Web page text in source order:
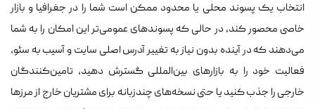
انتخاب یک پسوند محلی یا محدود ممکن است شما را در جغرافیا و بازار
خاصی محصور کند، در حالی که پسوندهای عمومی‌تر این امکان را به شما
می‌دهند که در آینده بدون نیاز به تغییر آدرس اصلی سایت و آسیب به سئو،
فعالیت خود را به بازارهای بین‌المللی گسترش دهید، تامین‌کنندگان
خارجی را جذب کنید یا حتی نسخه‌های چندزبانه برای مشتریان خارج از مرزها